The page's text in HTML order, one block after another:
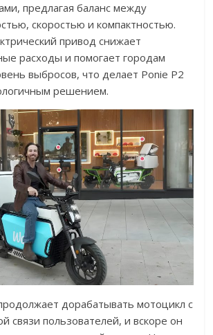
предлагая баланс между
скоростью и компактностью.
привод снижает
расходы и помогает городам
выбросов, что делает Ponie P2
решением.
дорабатывать мотоцикл с
связи пользователей, и вскоре он